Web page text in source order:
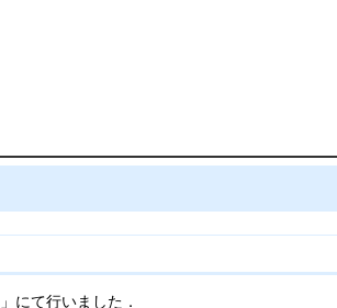
にて行いました．